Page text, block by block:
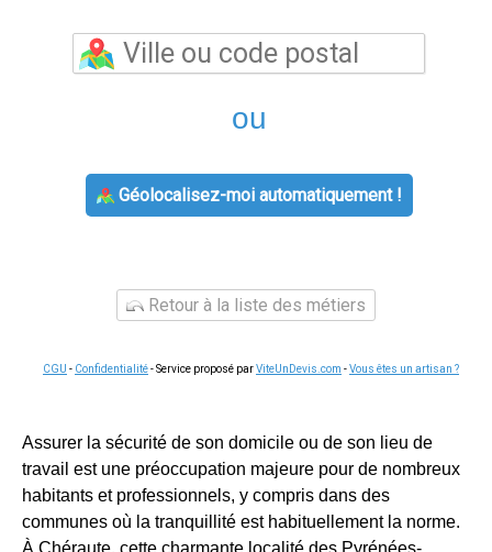
ou
Géolocalisez-moi automatiquement !
Retour à la liste des métiers
CGU - Confidentialité- Service proposé parViteUnDevis.com -Vous êtes un artisan ?
Assurer la sécurité de son domicile ou de son lieu de
travail est une préoccupation majeure pour de nombreux
habitants et professionnels, y compris dans des
communes où la tranquillité est habituellement la norme.
À Chéraute, cette charmante localité des Pyrénées-